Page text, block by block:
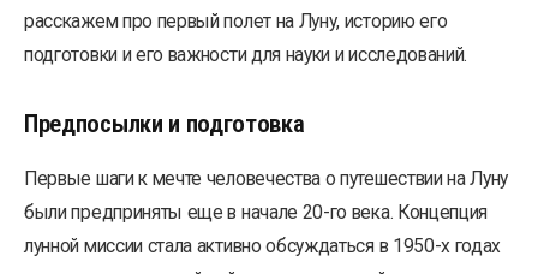
расскажем про первый полет на Луну, историю его
подготовки и его важности для науки и исследований.
Предпосылки и подготовка
Первые шаги к мечте человечества о путешествии на Луну
были предприняты еще в начале 20-го века. Концепция
лунной миссии стала активно обсуждаться в 1950-х годах